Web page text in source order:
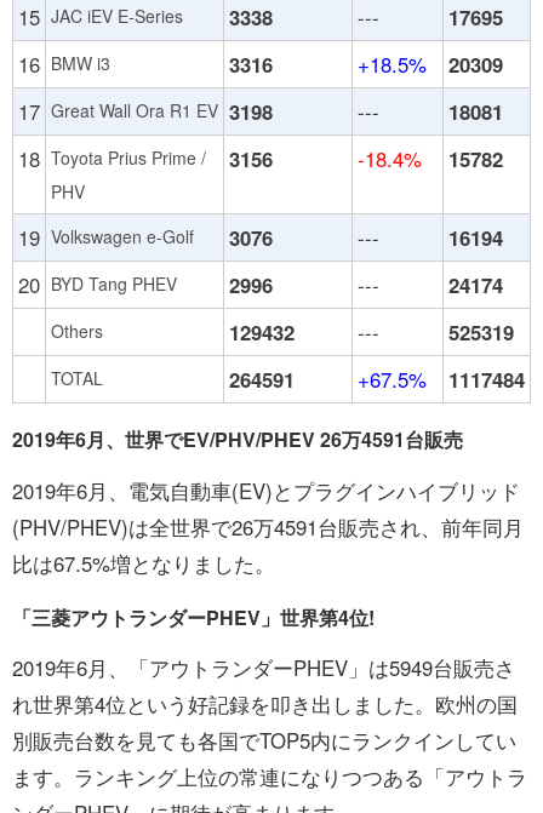
15 JAC iEV E-Series 3338 ---
17695
16 BMW i3 3316 +18.5%
20309
17 Great Wall Ora R1 EV 3198 ---
18081
18 Toyota Prius Prime /
PHV
3156 -18.4% 15782
19 Volkswagen e-Golf 3076 ---
16194
20 BYD Tang PHEV 2996 --- 24174
Others 129432 --- 525319
TOTAL 264591 +67.5% 1117484
2019年6月、世界でEV/PHV/PHEV 26万4591台販売
2019年6月、電気自動車(EV)とプラグインハイブリッド
(PHV/PHEV)は全世界で26万4591台販売され、前年同月
比は67.5%増となりました。
「三菱アウトランダーPHEV」世界第4位!
2019年6月、「アウトランダーPHEV」は5949台販売さ
れ世界第4位という好記録を叩き出しました。欧州の国
別販売台数を見ても各国でTOP5内にランクインしてい
ます。ランキング上位の常連になりつつある「アウトラ